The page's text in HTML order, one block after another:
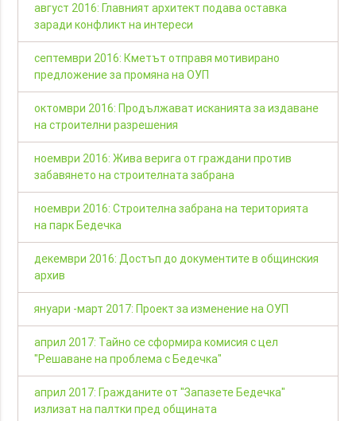
август 2016: Главният архитект подава оставка
заради конфликт на интереси
септември 2016: Кметът отправя мотивирано
предложение за промяна на ОУП
октомври 2016: Продължават исканията за издаване
на строителни разрешения
ноември 2016: Жива верига от граждани против
забавянето на строителната забрана
ноември 2016: Строителна забрана на територията
на парк Бедечка
декември 2016: Достъп до документите в общинския
архив
януари -март 2017: Проект за изменение на ОУП
април 2017: Тайно се сформира комисия с цел
"Решаване на проблема с Бедечка"
април 2017: Гражданите от "Запазете Бедечка"
излизат на палтки пред общината